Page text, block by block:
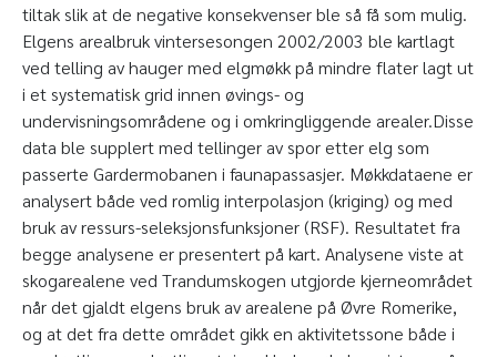
tiltak slik at de negative konsekvenser ble så få som mulig.
Elgens arealbruk vintersesongen 2002/2003 ble kartlagt
ved telling av hauger med elgmøkk på mindre flater lagt ut
i et systematisk grid innen øvings- og
undervisningsområdene og i omkringliggende arealer.Disse
data ble supplert med tellinger av spor etter elg som
passerte Gardermobanen i faunapassasjer. Møkkdataene er
analysert både ved romlig interpolasjon (kriging) og med
bruk av ressurs-seleksjonsfunksjoner (RSF). Resultatet fra
begge analysene er presentert på kart. Analysene viste at
skogarealene ved Trandumskogen utgjorde kjerneområdet
når det gjaldt elgens bruk av arealene på Øvre Romerike,
og at det fra dette området gikk en aktivitetssone både i